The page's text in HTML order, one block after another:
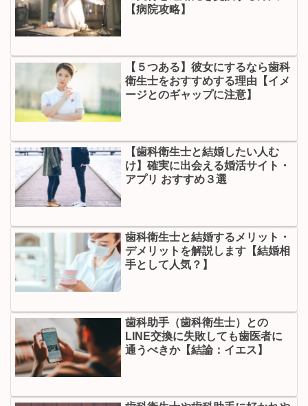
【病院攻略】
【５つある】彼女にするなら歯科
衛生士をおすすめする理由【イメ
ージとのギャップに注意】
【歯科衛生士と結婚したい人む
け】確実に出会える婚活サイト・
アプリ おすすめ３選
歯科衛生士と結婚するメリット・
デメリットを解説します【結婚相
手として人気？】
歯科助手（歯科衛生士）との
LINE交換に失敗しても歯医者に
通うべきか【結論：イエス】